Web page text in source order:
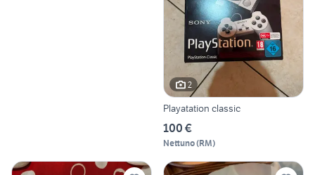
2
Playatation classic
100 €
Nettuno(RM)